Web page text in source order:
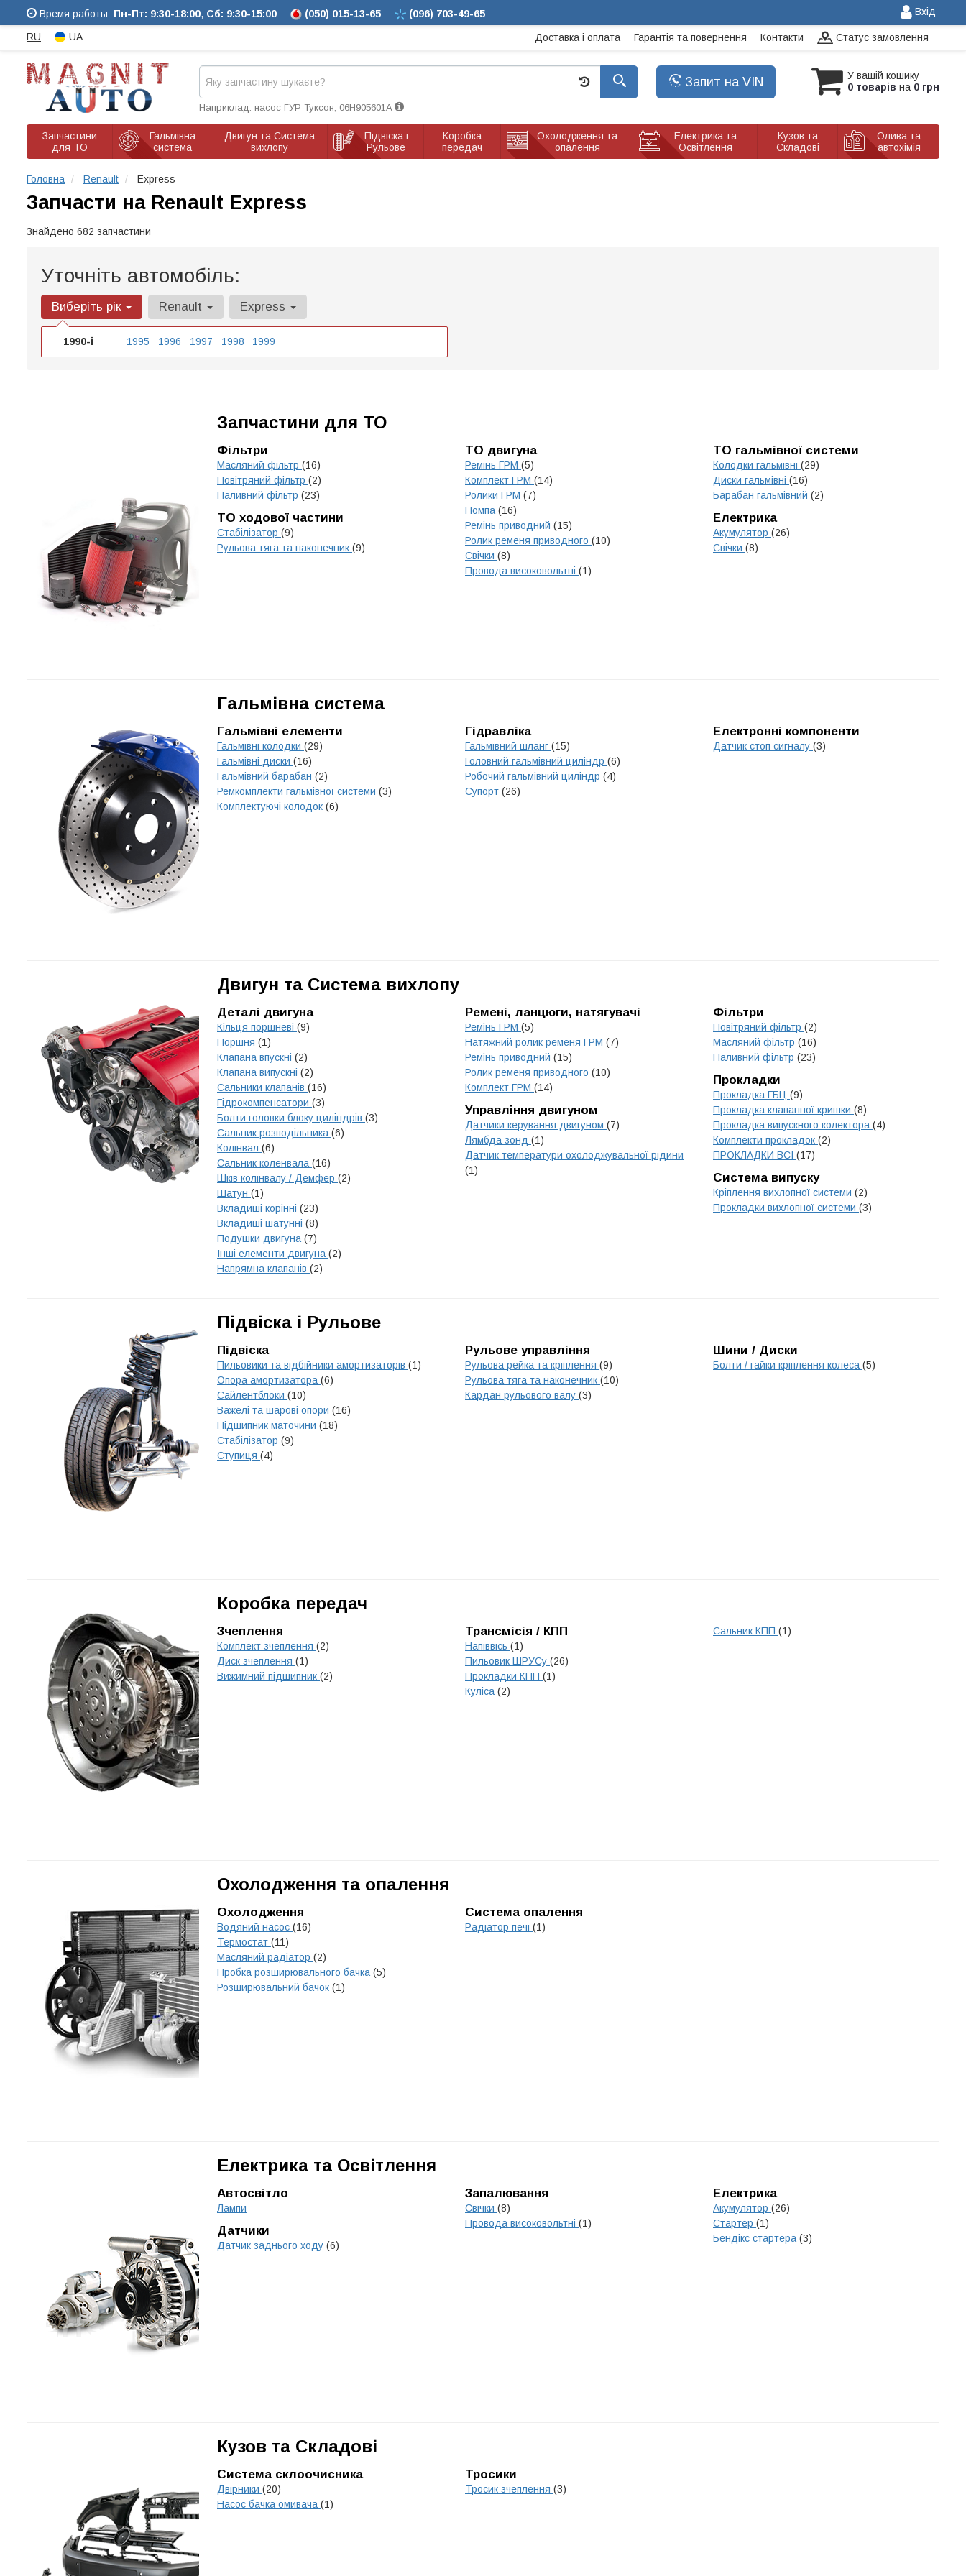
Время работы: Пн-Пт: 9:30-18:00, Сб: 9:30-15:00 (050) 015-13-65 (096) 703-49-65 Вхід
RU UA Доставка і оплата Гарантія та повернення Контакти Статус замовлення
У вашій кошику
0 товарів на 0 грн
Запит на VIN
Наприклад: насос ГУР Туксон, 06H905601A
Запчастини
для ТО
Гальмівна
система
Двигун та Система
вихлопу
Підвіска і
Рульове
Коробка
передач
Охолодження та
опалення
Електрика та
Освітлення
Кузов та
Складові
Олива та
автохімія
Головна Renault Express
Запчасти на Renault Express
Знайдено 682 запчастини
Уточніть автомобіль:
Виберіть рік
1990-і 1995 1996 1997 1998 1999
Renault Express
Запчастини для ТО
Фільтри
Масляний фільтр (16)
Повітряний фільтр (2)
Паливний фільтр (23)
ТО двигуна
Ремінь ГРМ (5)
Комплект ГРМ (14)
Ролики ГРМ (7)
Помпа (16)
Ремінь приводний (15)
Ролик ременя приводного (10)
Свічки (8)
Провода високовольтні (1)
ТО гальмівної системи
Колодки гальмівні (29)
Диски гальмівні (16)
Барабан гальмівний (2)
ТО ходової частини
Стабілізатор (9)
Рульова тяга та наконечник (9)
Електрика
Акумулятор (26)
Свічки (8)
Гальмівна система
Гальмівні елементи
Гальмівні колодки (29)
Гальмівні диски (16)
Гальмівний барабан (2)
Ремкомплекти гальмівної системи (3)
Комплектуючі колодок (6)
Гідравліка
Гальмівний шланг (15)
Головний гальмівний циліндр (6)
Робочий гальмівний циліндр (4)
Супорт (26)
Електронні компоненти
Датчик стоп сигналу (3)
Двигун та Система вихлопу
Деталі двигуна
Кільця поршневі (9)
Поршня (1)
Клапана впускні (2)
Клапана випускні (2)
Сальники клапанів (16)
Гідрокомпенсатори (3)
Болти головки блоку циліндрів (3)
Сальник розподільника (6)
Колінвал (6)
Сальник коленвала (16)
Шків колінвалу / Демфер (2)
Шатун (1)
Вкладиші корінні (23)
Вкладиші шатунні (8)
Подушки двигуна (7)
Інші елементи двигуна (2)
Напрямна клапанів (2)
Ремені, ланцюги, натягувачі
Ремінь ГРМ (5)
Натяжний ролик ременя ГРМ (7)
Ремінь приводний (15)
Ролик ременя приводного (10)
Комплект ГРМ (14)
Фільтри
Повітряний фільтр (2)
Масляний фільтр (16)
Паливний фільтр (23)
Прокладки
Прокладка ГБЦ (9)
Прокладка клапанної кришки (8)
Прокладка випускного колектора (4)
Комплекти прокладок (2)
ПРОКЛАДКИ ВСІ (17)
Управління двигуном
Датчики керування двигуном (7)
Лямбда зонд (1)
Датчик температури охолоджувальної рідини
(1)
Система випуску
Кріплення вихлопної системи (2)
Прокладки вихлопної системи (3)
Підвіска і Рульове
Підвіска
Пильовики та відбійники амортизаторів (1)
Опора амортизатора (6)
Сайлентблоки (10)
Важелі та шарові опори (16)
Підшипник маточини (18)
Стабілізатор (9)
Ступиця (4)
Рульове управління
Рульова рейка та кріплення (9)
Рульова тяга та наконечник (10)
Кардан рульового валу (3)
Шини / Диски
Болти / гайки кріплення колеса (5)
Коробка передач
Зчеплення
Комплект зчеплення (2)
Диск зчеплення (1)
Вижимний підшипник (2)
Трансмісія / КПП
Напіввісь (1)
Пильовик ШРУСу (26)
Прокладки КПП (1)
Куліса (2)
Сальник КПП (1)
Охолодження та опалення
Охолодження
Водяний насос (16)
Термостат (11)
Масляний радіатор (2)
Пробка розширювального бачка (5)
Розширювальний бачок (1)
Система опалення
Радіатор печі (1)
Електрика та Освітлення
Автосвітло
Лампи
Запалювання
Свічки (8)
Провода високовольтні (1)
Електрика
Акумулятор (26)
Стартер (1)
Бендікс стартера (3)
Датчики
Датчик заднього ходу (6)
Кузов та Складові
Система склоочисника
Двірники (20)
Насос бачка омивача (1)
Тросики
Тросик зчеплення (3)